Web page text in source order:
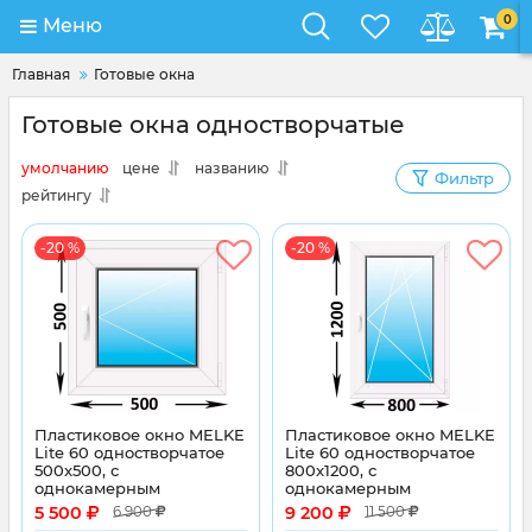
Меню 0
Главная Готовые окна
Готовые окна одностворчатые
умолчанию цене
названию
рейтингу
Фильтр
-20 %
Пластиковое окно MELKE
Lite 60 одностворчатое
500x500, с
однокамерным
энергосберегающим
стеклопакетом
5 500 6 900
-20 %
Пластиковое окно MELKE
Lite 60 одностворчатое
800x1200, с
однокамерным
энергосберегающим
стеклопакетом
9 200 11 500